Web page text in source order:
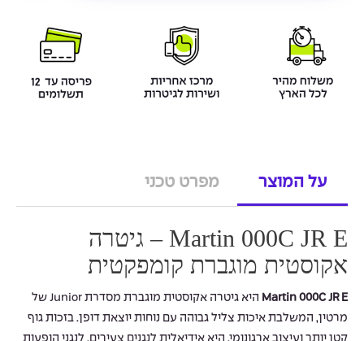
על המוצר מפרט טכני
Martin 000C JR E – גיטרה
אקוסטית מוגברת קומפקטית
Martin 000C JR E
היא גיטרה אקוסטית מוגברת מסדרת Junior של
מרטין, המשלבת איכות צליל גבוהה עם נוחות יוצאת דופן. בזכות גוף